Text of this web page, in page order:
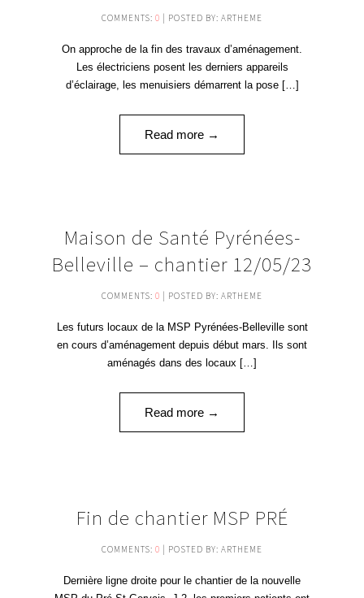
COMMENTS: 0 | POSTED BY: ARTHEME
On approche de la fin des travaux d’aménagement.
Les électriciens posent les derniers appareils
d’éclairage, les menuisiers démarrent la pose […]
Read more →
12
Maison de Santé Pyrénées-
Belleville – chantier 12/05/23
COMMENTS: 0 | POSTED BY: ARTHEME
Les futurs locaux de la MSP Pyrénées-Belleville sont
en cours d’aménagement depuis début mars. Ils sont
aménagés dans des locaux […]
Read more →
OCT '20
Fin de chantier MSP PRÉ
COMMENTS: 0 | POSTED BY: ARTHEME
Dernière ligne droite pour le chantier de la nouvelle